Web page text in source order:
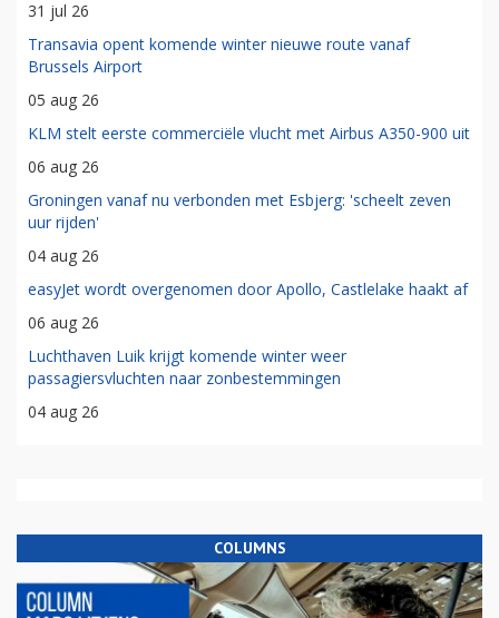
31 jul 26
Transavia opent komende winter nieuwe route vanaf
Brussels Airport
05 aug 26
KLM stelt eerste commerciële vlucht met Airbus A350-900 uit
06 aug 26
Groningen vanaf nu verbonden met Esbjerg: 'scheelt zeven
uur rijden'
04 aug 26
easyJet wordt overgenomen door Apollo, Castlelake haakt af
06 aug 26
Luchthaven Luik krijgt komende winter weer
passagiersvluchten naar zonbestemmingen
04 aug 26
COLUMNS